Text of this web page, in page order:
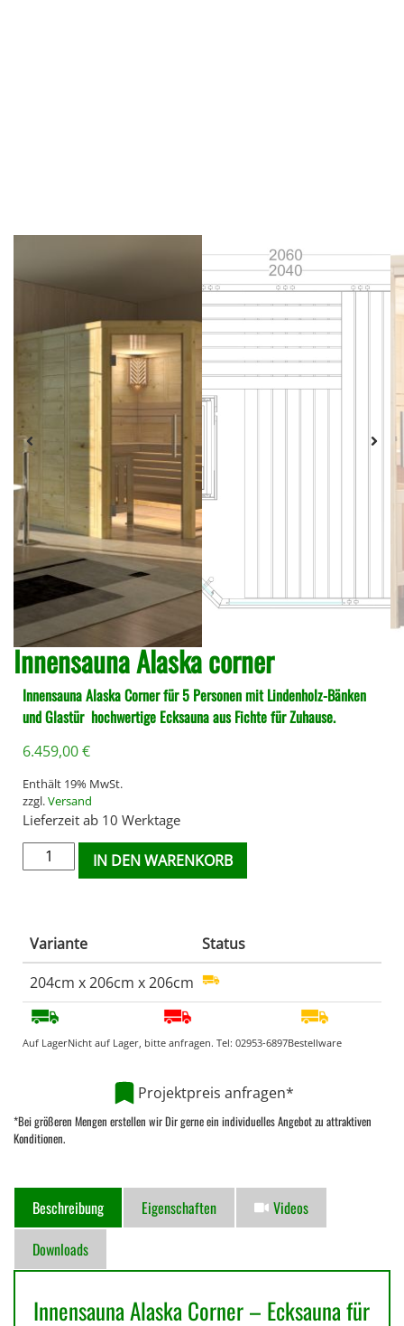
Innensauna Alaska corner
Innensauna Alaska Corner für 5 Personen mit Lindenholz-Bänken
und Glastür  hochwertige Ecksauna aus Fichte für Zuhause.
6.459,00€
Enthält 19% MwSt.
zzgl.Versand
Lieferzeit ab 10 Werktage
IN DEN WARENKORB
Variante
Status
204cm x 206cm x 206cm
Auf LagerNicht auf Lager, bitte anfragen. Tel: 02953-6897Bestellware
Projektpreis anfragen*
*Bei größeren Mengen erstellen wir Dir gerne ein individuelles Angebot zu attraktiven
Konditionen.
Beschreibung Eigenschaften
Videos
Downloads
Innensauna Alaska Corner – Ecksauna für